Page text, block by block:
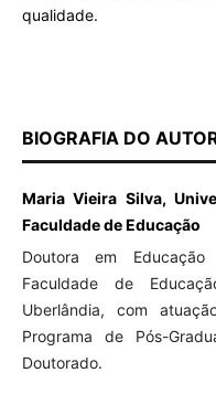
qualidade.
BIOGRAFIA DO
Maria Vieira Silva,
Faculdade de Educação
Doutora em
Faculdade de
Uberlândia, com
Programa de Pós-
Doutorado.